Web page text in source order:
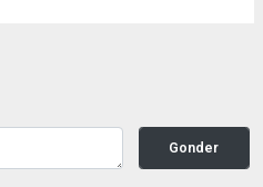
Gonder